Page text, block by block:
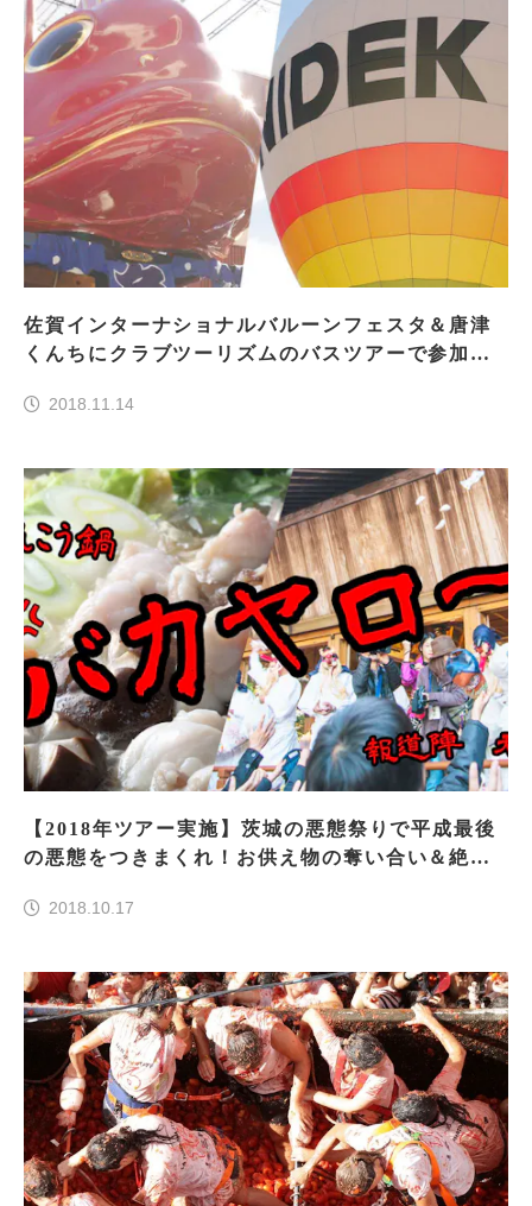
佐賀インターナショナルバルーンフェスタ＆唐津
くんちにクラブツーリズムのバスツアーで参加！
2018.11.14
【2018年ツアー実施】茨城の悪態祭りで平成最後
の悪態をつきまくれ！お供え物の奪い合い＆絶品
2018.10.17